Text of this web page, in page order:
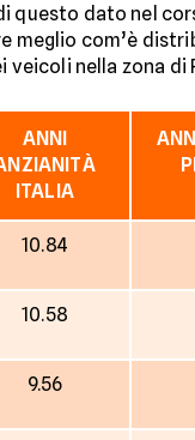
questo dato nel
meglio com’è
veicoli nella zona di
ANNI
ITALIA
10.84
10.58
9.56